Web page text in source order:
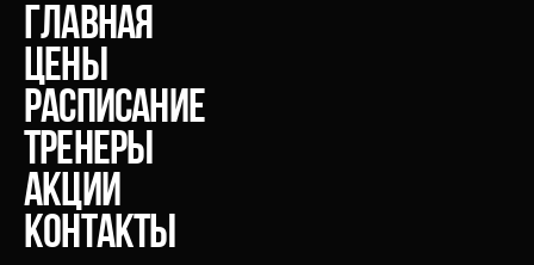
главная
Цены
расписание
тренеры
акции
Контакты